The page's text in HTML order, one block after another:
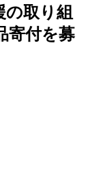
取り組
寄付を募